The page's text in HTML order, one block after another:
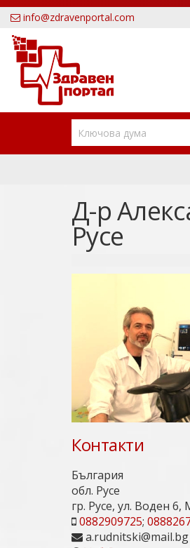
info@zdravenportal.com
Д-р
Русе
Контакти
България
обл. Русе
гр. Русе, ул. Воден
0882909725;
a.rudnitski@mail.bg